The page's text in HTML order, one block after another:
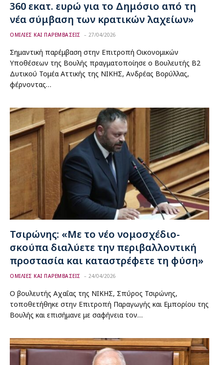
360 εκατ. ευρώ για το Δημόσιο από τη
νέα σύμβαση των κρατικών λαχείων»
ΟΜΙΛΙΕΣ ΚΑΙ ΠΑΡΕΜΒΑΣΕΙΣ 27/04/2026
Σημαντική παρέμβαση στην Επιτροπή Οικονομικών
Υποθέσεων της Βουλής πραγματοποίησε ο Βουλευτής Β2
Δυτικού Τομέα Αττικής της ΝΙΚΗΣ, Ανδρέας Βορύλλας,
φέρνοντας…
Τσιρώνης: «Με το νέο νομοσχέδιο-
σκούπα διαλύετε την περιβαλλοντική
προστασία και καταστρέφετε τη φύση»
ΟΜΙΛΙΕΣ ΚΑΙ ΠΑΡΕΜΒΑΣΕΙΣ 24/04/2026
Ο βουλευτής Αχαΐας της ΝΙΚΗΣ, Σπύρος Τσιρώνης,
τοποθετήθηκε στην Επιτροπή Παραγωγής και Εμπορίου της
Βουλής και επισήμανε με σαφήνεια τον…